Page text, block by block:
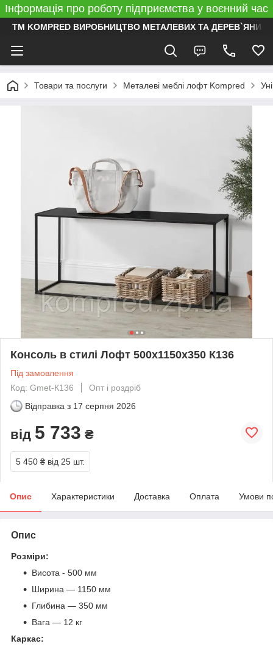
Інформація про роботу підприємства у воєнний час
ТМ KOMPRED ВИРОБНИЦТВО МЕТАЛЕВИХ ТА ДЕРЕВ`ЯНИХ
Товари та послуги Металеві меблі лофт Kompred
Консоль в стилі Лофт 500х1150х350 К136
Під замовлення
Код: Gmet-К136
Опт і роздріб
Відправка з 17 серпня 2026
від 5 733 ₴
5 450 ₴ від 25 шт.
Опис Характеристики Доставка Оплата Умови
Опис
Розміри:
Висота - 500 мм
Ширина — 1150 мм
Глибина — 350 мм
Вага — 12 кг
Каркас: